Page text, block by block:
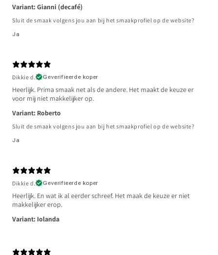
Variant: Gianni (decafé)
Sluit de smaak volgens jou aan bij het smaakprofiel op de website?
Ja
Dikkie d. Geverifieerde koper
Heerlijk. Prima smaak net als de andere. Het maakt de keuze er
voor mij niet makkelijker op.
Variant: Roberto
Sluit de smaak volgens jou aan bij het smaakprofiel op de website?
Ja
Dikkie d. Geverifieerde koper
Heerlijk. En wat ik al eerder schreef. Het maak de keuze er niet
makkelijker erop.
Variant: Iolanda